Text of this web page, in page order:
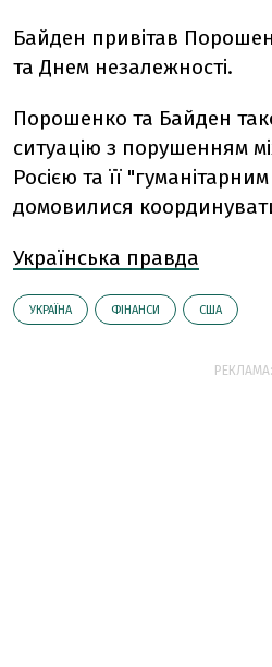
Байден привітав
та Днем незалежності.
Порошенко та Байден
ситуацію з порушенням
Росією та її
домовилися
Українська правда
УКРАЇНА ФІНАНСИ США
РЕКЛАМА: